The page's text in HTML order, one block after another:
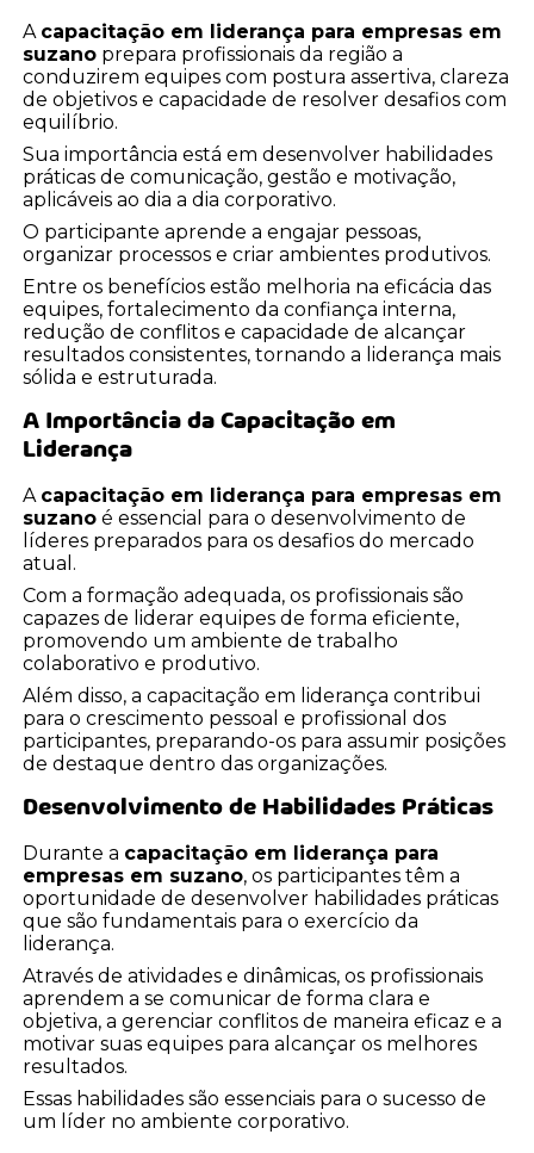
A capacitação em liderança para empresas em
suzano prepara profissionais da região a
conduzirem equipes com postura assertiva, clareza
de objetivos e capacidade de resolver desafios com
equilíbrio.
Sua importância está em desenvolver habilidades
práticas de comunicação, gestão e motivação,
aplicáveis ao dia a dia corporativo.
O participante aprende a engajar pessoas,
organizar processos e criar ambientes produtivos.
Entre os benefícios estão melhoria na eficácia das
equipes, fortalecimento da confiança interna,
redução de conflitos e capacidade de alcançar
resultados consistentes, tornando a liderança mais
sólida e estruturada.
A Importância da Capacitação em
Liderança
A capacitação em liderança para empresas em
suzano é essencial para o desenvolvimento de
líderes preparados para os desafios do mercado
atual.
Com a formação adequada, os profissionais são
capazes de liderar equipes de forma eficiente,
promovendo um ambiente de trabalho
colaborativo e produtivo.
Além disso, a capacitação em liderança contribui
para o crescimento pessoal e profissional dos
participantes, preparando-os para assumir posições
de destaque dentro das organizações.
Desenvolvimento de Habilidades Práticas
Durante a capacitação em liderança para
empresas em suzano, os participantes têm a
oportunidade de desenvolver habilidades práticas
que são fundamentais para o exercício da
liderança.
Através de atividades e dinâmicas, os profissionais
aprendem a se comunicar de forma clara e
objetiva, a gerenciar conflitos de maneira eficaz e a
motivar suas equipes para alcançar os melhores
resultados.
Essas habilidades são essenciais para o sucesso de
um líder no ambiente corporativo.